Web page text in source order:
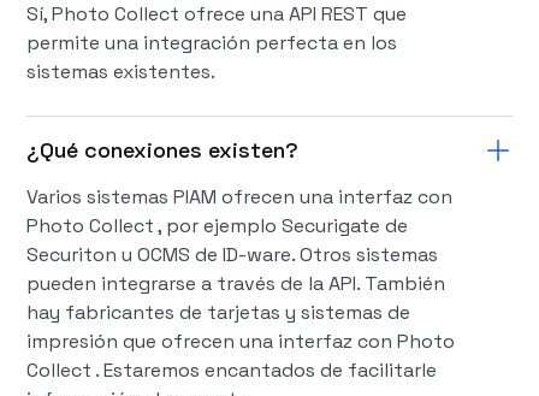
Sí, Photo Collect ofrece una API REST que
permite una integración perfecta en los
sistemas existentes.
¿Qué conexiones existen?
Varios sistemas PIAM ofrecen una interfaz con
Photo Collect , por ejemplo Securigate de
Securiton u OCMS de ID-ware. Otros sistemas
pueden integrarse a través de la API. También
hay fabricantes de tarjetas y sistemas de
impresión que ofrecen una interfaz con Photo
Collect . Estaremos encantados de facilitarle